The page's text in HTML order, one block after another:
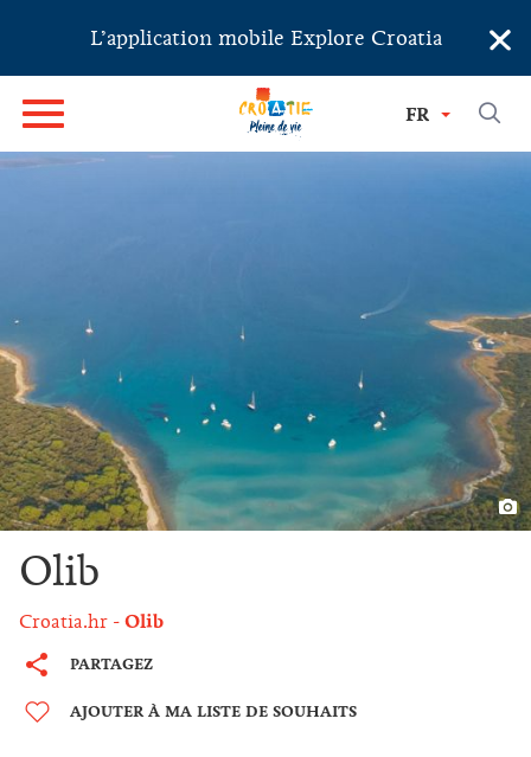
L’application mobile Explore Croatia ×
FR
Olib
Croatia.hr Olib
PARTAGEZ
AJOUTER À MA LISTE DE SOUHAITS